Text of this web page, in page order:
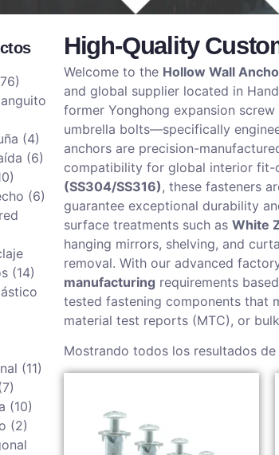
(4)
(6)
(6)
(14)
(11)
(10)
(2)
High-Quality
Welcome to the Hollow Wall
and global supplier located in
former Yonghong expansion
umbrella bolts—specifically
anchors are precision-
compatibility for global interior fit-
(SS304/SS316), these fasteners
guarantee exceptional durability
surface treatments such as White
hanging mirrors, shelving, and
removal. With our advanced
manufacturing requirements
tested fastening components that
material test reports (MTC), or
Mostrando todos los resultados de